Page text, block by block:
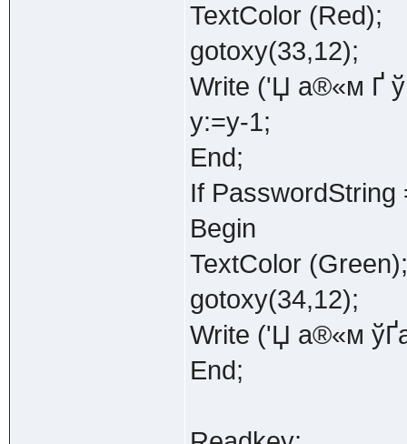
TextColor (Red);
gotoxy(33,12);
Write ('Џ а®«м ­Ґ
y:=y-1;
End;
If PasswordString
Begin
TextColor (Green);
gotoxy(34,12);
Write ('Џ а®«м
End;